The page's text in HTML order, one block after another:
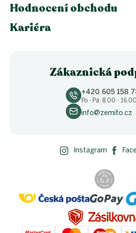
Hodnocení obchodu
Kariéra
Zákaznická
+420 605 158
Po - Pá: 8.00 - 16.00
info@zemito.cz
Instagram